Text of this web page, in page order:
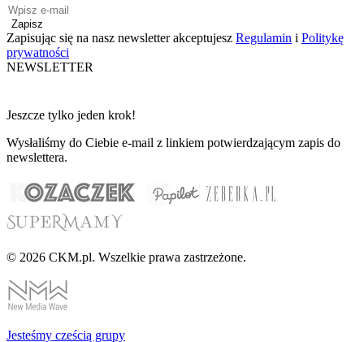
Zapisz
Zapisując się na nasz newsletter akceptujesz Regulamin i Politykę
prywatności
NEWSLETTER
Jeszcze tylko jeden krok!
Wysłaliśmy do Ciebie e-mail z linkiem potwierdzającym zapis do
newslettera.
© 2026 CKM.pl. Wszelkie prawa zastrzeżone.
Jesteśmy cześcią grupy